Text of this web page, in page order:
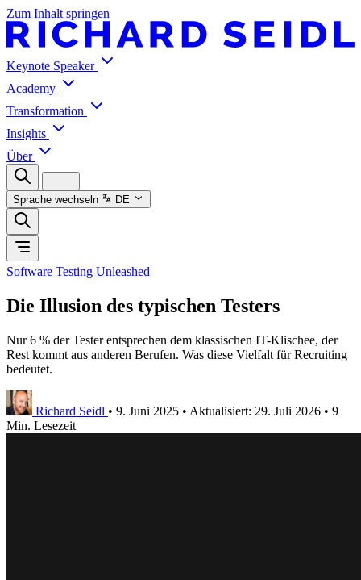
Zum Inhalt springen
Keynote Speaker
Academy
Transformation
Insights
Über
Sprache wechseln DE
Software Testing Unleashed
Die Illusion des typischen Testers
Nur 6 % der Tester entsprechen dem klassischen IT-Klischee, der
Rest kommt aus anderen Berufen. Was diese Vielfalt für Recruiting
bedeutet.
Richard Seidl • 9. Juni 2025 • Aktualisiert: 29. Juli 2026 • 9
Min. Lesezeit